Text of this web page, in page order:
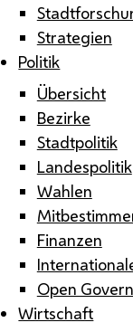
Strategien
Politik
Übersicht
Bezirke
Stadtpolitik
Landespolitik
Wahlen
Finanzen
Open
Wirtschaft